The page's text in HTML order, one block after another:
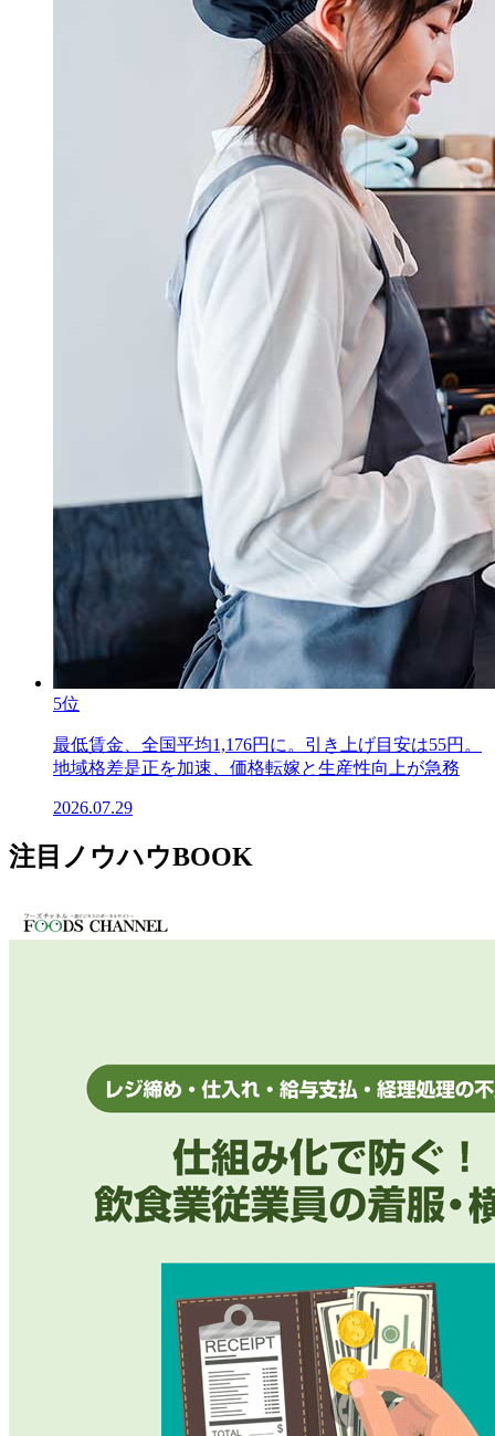
5位
最低賃金、全国平均1,176円に。引き上げ目安は55円。
地域格差是正を加速、価格転嫁と生産性向上が急務
2026.07.29
注目ノウハウBOOK